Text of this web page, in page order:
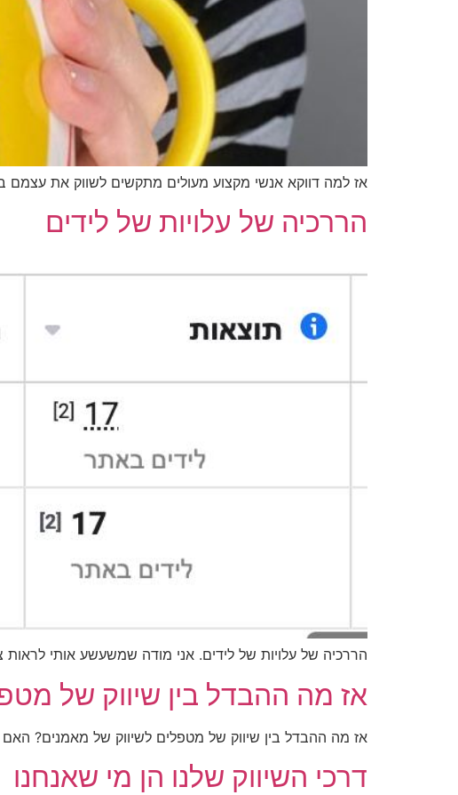
אז למה דווקא אנשי מקצוע מעולים מתקשים לשווק את עצמם ברשת? הינה 6 סיבות, לא כל כך
הררכיה של עלויות של לידים
הררכיה של עלויות של לידים. אני מודה שמשעשע אותי לראות
אז מה ההבדל בין שיווק של
אז מה ההבדל בין שיווק של מטפלים לשיווק של מאמנים? האם
דרכי השיווק שלנו הן מי שאנחנו